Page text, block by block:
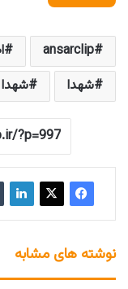
ansarclip
شهدا
شهدا 98
نوشته های مشابه